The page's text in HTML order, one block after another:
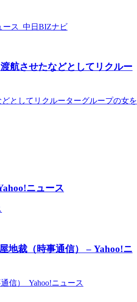
ース 中日BIZナビ
航させたなどとしてリクルー
としてリクルーターグループの女を
ニュース
地裁（時事通信） – Yahoo!ニ
信） Yahoo!ニュース